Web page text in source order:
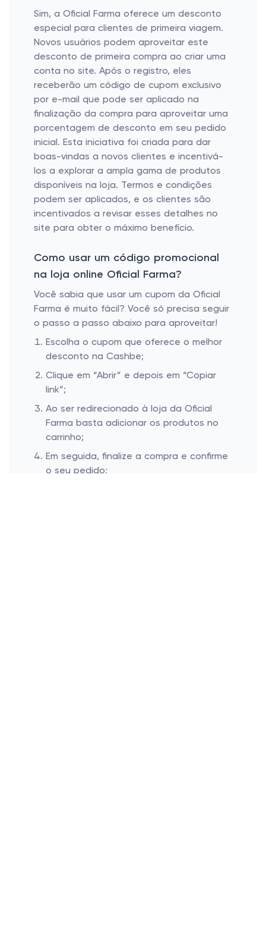
Sim, a Oficial Farma oferece um desconto
especial para clientes de primeira viagem.
Novos usuários podem aproveitar este
desconto de primeira compra ao criar uma
conta no site. Após o registro, eles
receberão um código de cupom exclusivo
por e-mail que pode ser aplicado na
finalização da compra para aproveitar uma
porcentagem de desconto em seu pedido
inicial. Esta iniciativa foi criada para dar
boas-vindas a novos clientes e incentivá-
los a explorar a ampla gama de produtos
disponíveis na loja. Termos e condições
podem ser aplicados, e os clientes são
incentivados a revisar esses detalhes no
site para obter o máximo benefício.
Como usar um código promocional
na loja online Oficial Farma?
Você sabia que usar um cupom da Oficial
Farma é muito fácil? Você só precisa seguir
o passo a passo abaixo para aproveitar!
Escolha o cupom que oferece o melhor
desconto na Cashbe;
Clique em “Abrir” e depois em “Copiar
link”;
Ao ser redirecionado à loja da Oficial
Farma basta adicionar os produtos no
carrinho;
Em seguida, finalize a compra e confirme
o seu pedido;